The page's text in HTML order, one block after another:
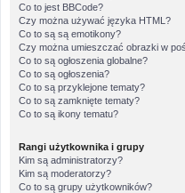
Co to jest BBCode?
Czy można używać języka HTML?
Co to są są emotikony?
Czy można umieszczać obrazki w
Co to są ogłoszenia globalne?
Co to są ogłoszenia?
Co to są przyklejone tematy?
Co to są zamknięte tematy?
Co to są ikony tematu?
Rangi użytkownika i grupy
Kim są administratorzy?
Kim są moderatorzy?
Co to są grupy użytkowników?